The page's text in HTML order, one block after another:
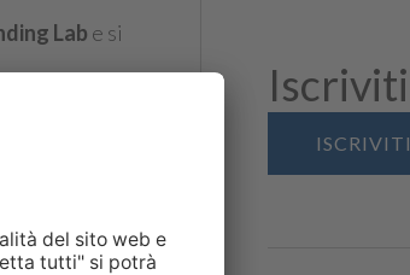
Lab e si
Iscriviti
ISCRIVITI